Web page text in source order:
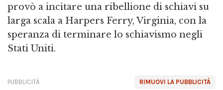
provò a incitare una ribellione di schiavi su
larga scala a Harpers Ferry, Virginia, con la
speranza di terminare lo schiavismo negli
Stati Uniti.
RIMUOVI LA PUBBLICITÀ
PUBBLICITÀ